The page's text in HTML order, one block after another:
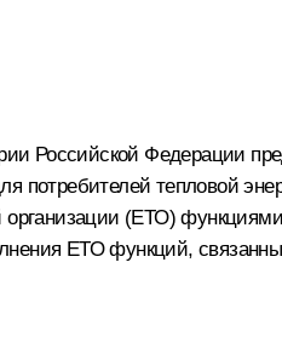
Российской Федерации
потребителей тепловой
(ЕТО)
ЕТО функций,